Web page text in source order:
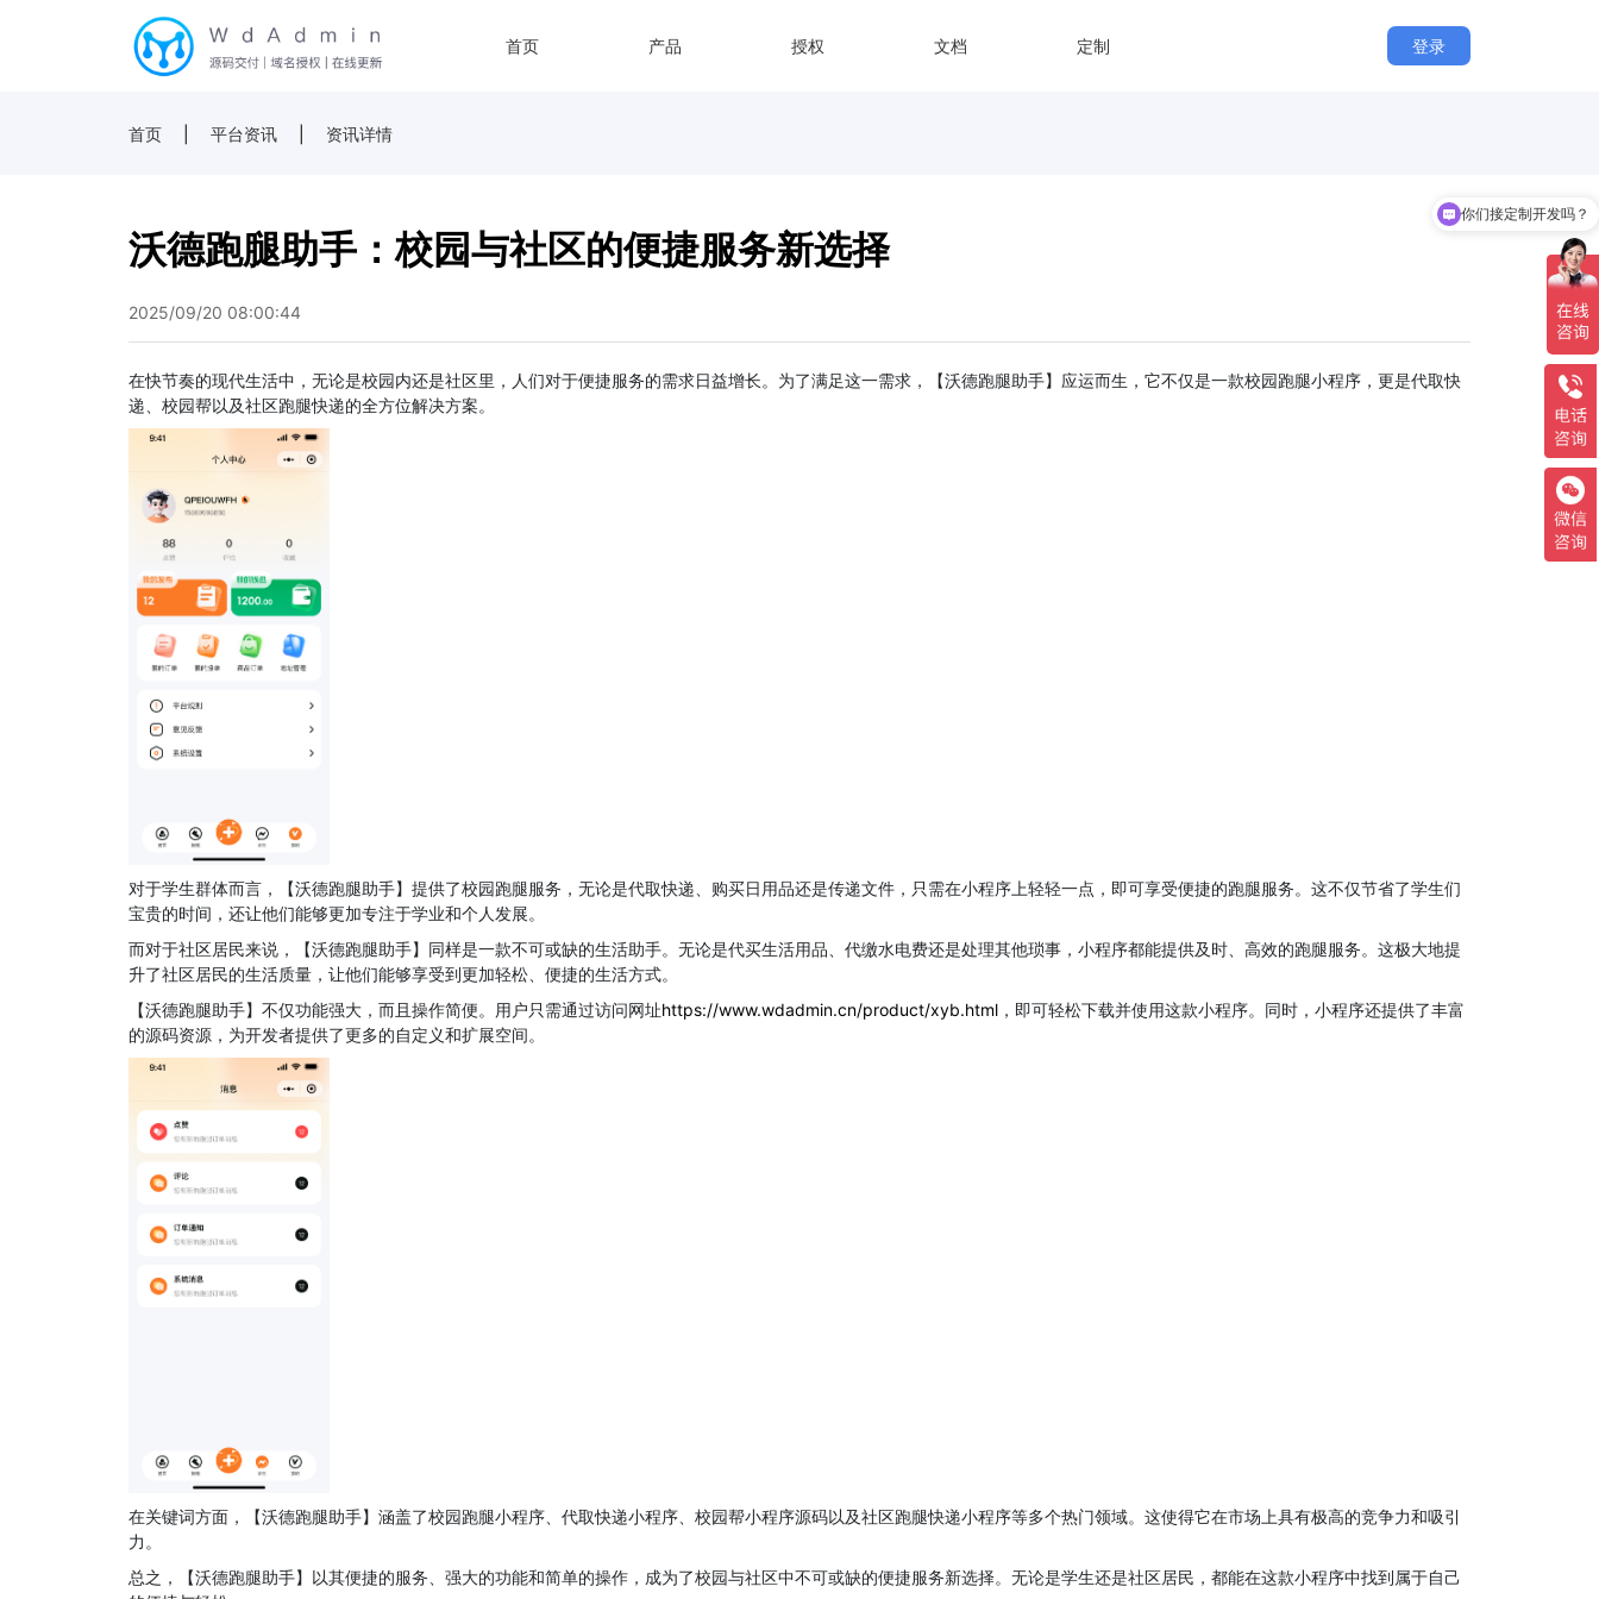
首页 产品 授权 文档 定制 登录
首页 平台资讯 资讯详情
沃德跑腿助手：校园与社区的便捷服务新选择
2025/09/20 08:00:44
在快节奏的现代生活中，无论是校园内还是社区里，人们对于便捷服务的需求日益增长。为了满足这一需求，【沃德跑腿助手】应运而生，它不仅是一款校园跑腿小程序，更是代取快
递、校园帮以及社区跑腿快递的全方位解决方案。
对于学生群体而言，【沃德跑腿助手】提供了校园跑腿服务，无论是代取快递、购买日用品还是传递文件，只需在小程序上轻轻一点，即可享受便捷的跑腿服务。这不仅节省了学生们
宝贵的时间，还让他们能够更加专注于学业和个人发展。
而对于社区居民来说，【沃德跑腿助手】同样是一款不可或缺的生活助手。无论是代买生活用品、代缴水电费还是处理其他琐事，小程序都能提供及时、高效的跑腿服务。这极大地提
升了社区居民的生活质量，让他们能够享受到更加轻松、便捷的生活方式。
【沃德跑腿助手】不仅功能强大，而且操作简便。用户只需通过访问网址https://www.wdadmin.cn/product/xyb.html，即可轻松下载并使用这款小程序。同时，小程序还提供了丰富
的源码资源，为开发者提供了更多的自定义和扩展空间。
在关键词方面，【沃德跑腿助手】涵盖了校园跑腿小程序、代取快递小程序、校园帮小程序源码以及社区跑腿快递小程序等多个热门领域。这使得它在市场上具有极高的竞争力和吸引
力。
总之，【沃德跑腿助手】以其便捷的服务、强大的功能和简单的操作，成为了校园与社区中不可或缺的便捷服务新选择。无论是学生还是社区居民，都能在这款小程序中找到属于自己
你们接定制开发吗？